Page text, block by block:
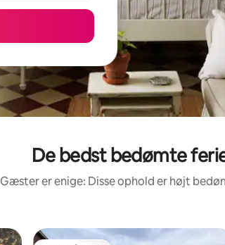
De bedst bedømte
Gæster er enige: Disse ophold er højt